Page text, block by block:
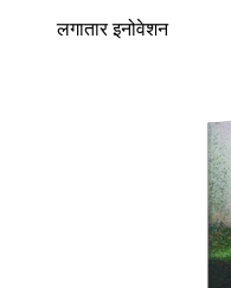
लगातार इनोवेशन